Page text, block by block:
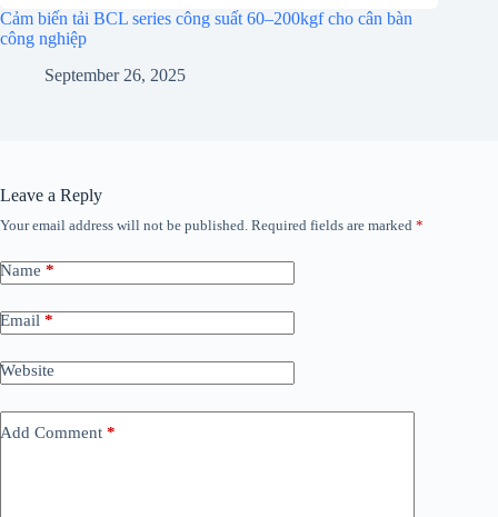
Cảm biến tải BCL series công suất 60–200kgf cho cân bàn
công nghiệp
September 26, 2025
Leave a Reply
Your email address will not be published. Required fields are marked *
Name *
Email *
Website
Add Comment *